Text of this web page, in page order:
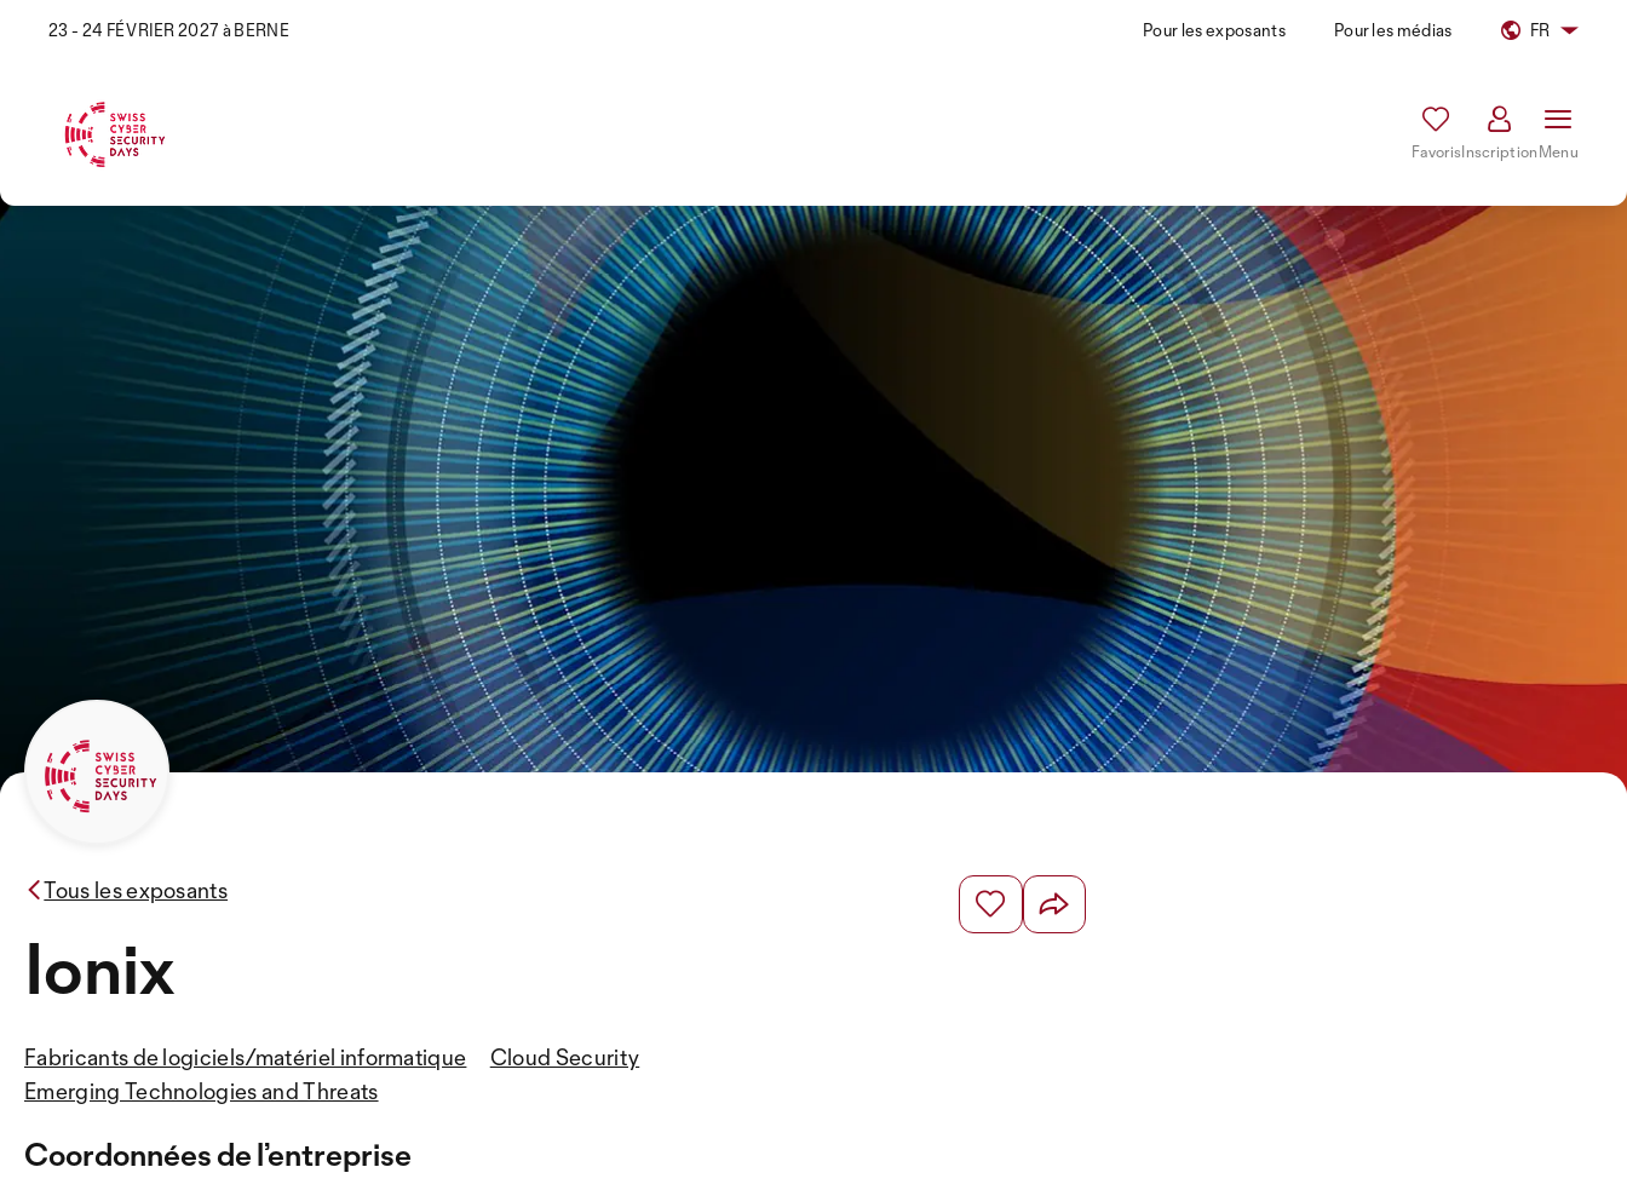
23 - 24 FÉVRIER 2027 à BERNE Pour les exposants Pour les médias FR
FavorisInscriptionMenu
Tous les exposants
Ionix
Fabricants de logiciels/matériel informatique
Cloud Security
Emerging Technologies and Threats
Coordonnées de l’entreprise